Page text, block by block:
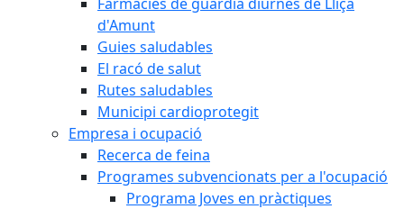
d'Amunt
Guies saludables
El racó de salut
Rutes saludables
Municipi cardioprotegit
Empresa i ocupació
Recerca de feina
Programes subvencionats per a l'ocupació
Programa Joves en pràctiques